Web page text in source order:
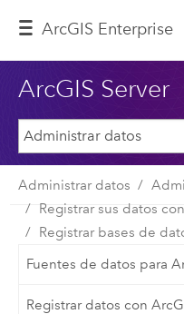
ArcGIS Enterprise
ArcGIS Server
Administrar datos
Registrar sus datos
Registrar bases de
Fuentes de datos para
Registrar datos con